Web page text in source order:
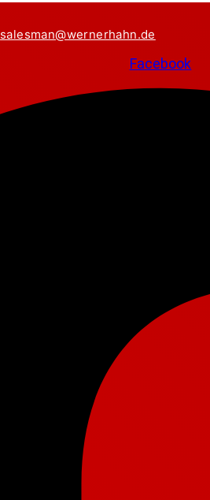
salesman@wernerhahn.de
Facebook